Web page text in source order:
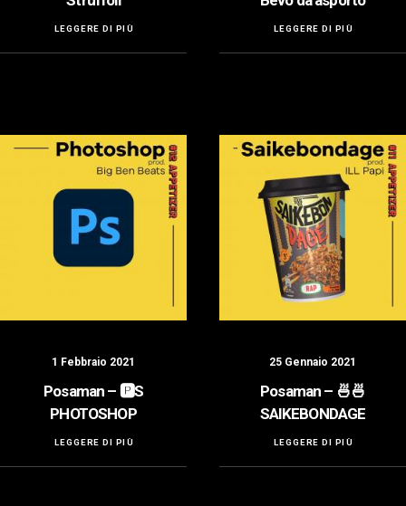
LEGGERE DI PIÙ LEGGERE DI PIÙ
1 Febbraio 2021
Posaman – 🅿️S
PHOTOSHOP
LEGGERE DI PIÙ
25 Gennaio 2021
Posaman – 🍜🍜
SAIKEBONDAGE
LEGGERE DI PIÙ